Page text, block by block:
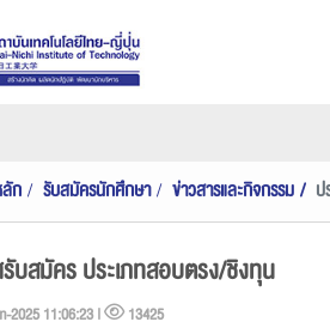
ก รับสมัครนักศึกษา ข่าวสารและกิจกรรม
บสมัคร ประเภทสอบตรง/ชิงทุน
2025 11:06:23 | 13425